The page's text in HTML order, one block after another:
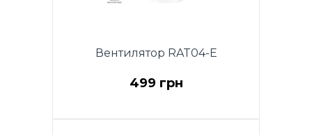
Вентилятор RAT04-E
499 грн